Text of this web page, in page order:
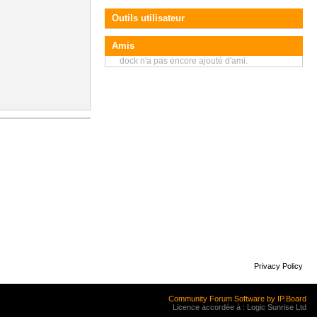
Outils utilisateur
Amis
dock n'a pas encore ajouté d'ami.
Privacy Policy
Community Forum Software by IP.Board
Licence accordée à : Logic Sunrise Ltd